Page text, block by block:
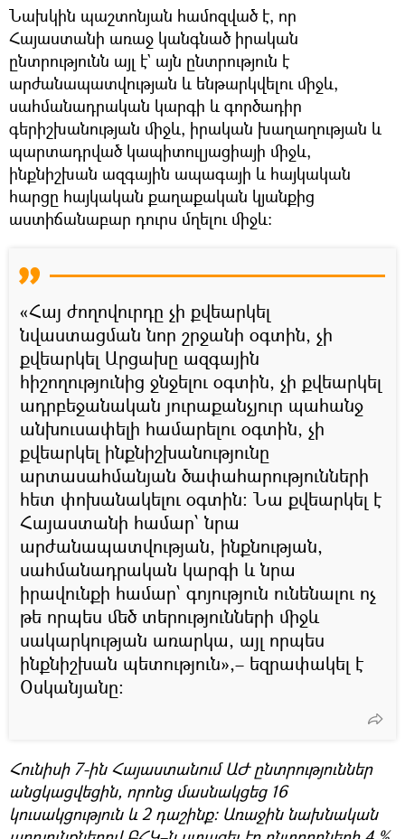
Նախկին պաշտոնյան համոզված է, որ
Հայաստանի առաջ կանգնած իրական
ընտրությունն այլ է` այն ընտրություն է
արժանապատվության և ենթարկվելու միջև,
սահմանադրական կարգի և գործադիր
գերիշխանության միջև, իրական խաղաղության և
պարտադրված կապիտուլյացիայի միջև,
ինքնիշխան ազգային ապագայի և հայկական
հարցը հայկական քաղաքական կյանքից
աստիճանաբար դուրս մղելու միջև։
«Հայ ժողովուրդը չի քվեարկել
նվաստացման նոր շրջանի օգտին, չի
քվեարկել Արցախը ազգային
հիշողությունից ջնջելու օգտին, չի քվեարկել
ադրբեջանական յուրաքանչյուր պահանջ
անխուսափելի համարելու օգտին, չի
քվեարկել ինքնիշխանությունը
արտասահմանյան ծափահարությունների
հետ փոխանակելու օգտին։ Նա քվեարկել է
Հայաստանի համար՝ նրա
արժանապատվության, ինքնության,
սահմանադրական կարգի և նրա
իրավունքի համար՝ գոյություն ունենալու ոչ
թե որպես մեծ տերությունների միջև
սակարկության առարկա, այլ որպես
ինքնիշխան պետություն»,– եզրափակել է
Օսկանյանը։
Հունիսի 7-ին Հայաստանում ԱԺ ընտրություններ
անցկացվեցին, որոնց մասնակցեց 16
կուսակցություն և 2 դաշինք։ Առաջին նախնական